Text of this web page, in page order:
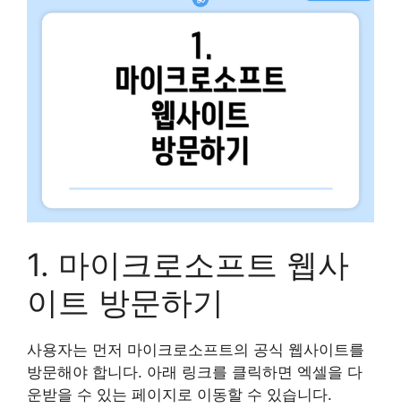
1. 마이크로소프트 웹사
이트 방문하기
사용자는 먼저 마이크로소프트의 공식 웹사이트를
방문해야 합니다. 아래 링크를 클릭하면 엑셀을 다
운받을 수 있는 페이지로 이동할 수 있습니다.